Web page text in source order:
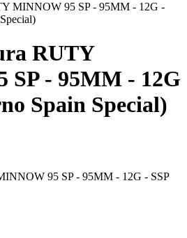
MINNOW 95 SP - 95MM - 12G -
RUTY
SP - 95MM - 12G
Spain Special)